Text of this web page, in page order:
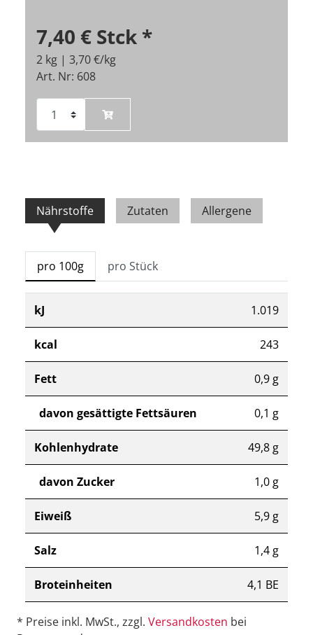
7,40 € Stck *
2 kg | 3,70 €/kg
Art. Nr: 608
Nährstoffe Zutaten Allergene
pro 100g pro Stück
kJ 1.019
kcal 243
Fett 0,9 g
davon gesättigte Fettsäuren 0,1 g
Kohlenhydrate 49,8 g
davon Zucker 1,0 g
Eiweiß 5,9 g
Salz 1,4 g
Broteinheiten 4,1 BE
* Preise inkl. MwSt., zzgl. Versandkosten bei